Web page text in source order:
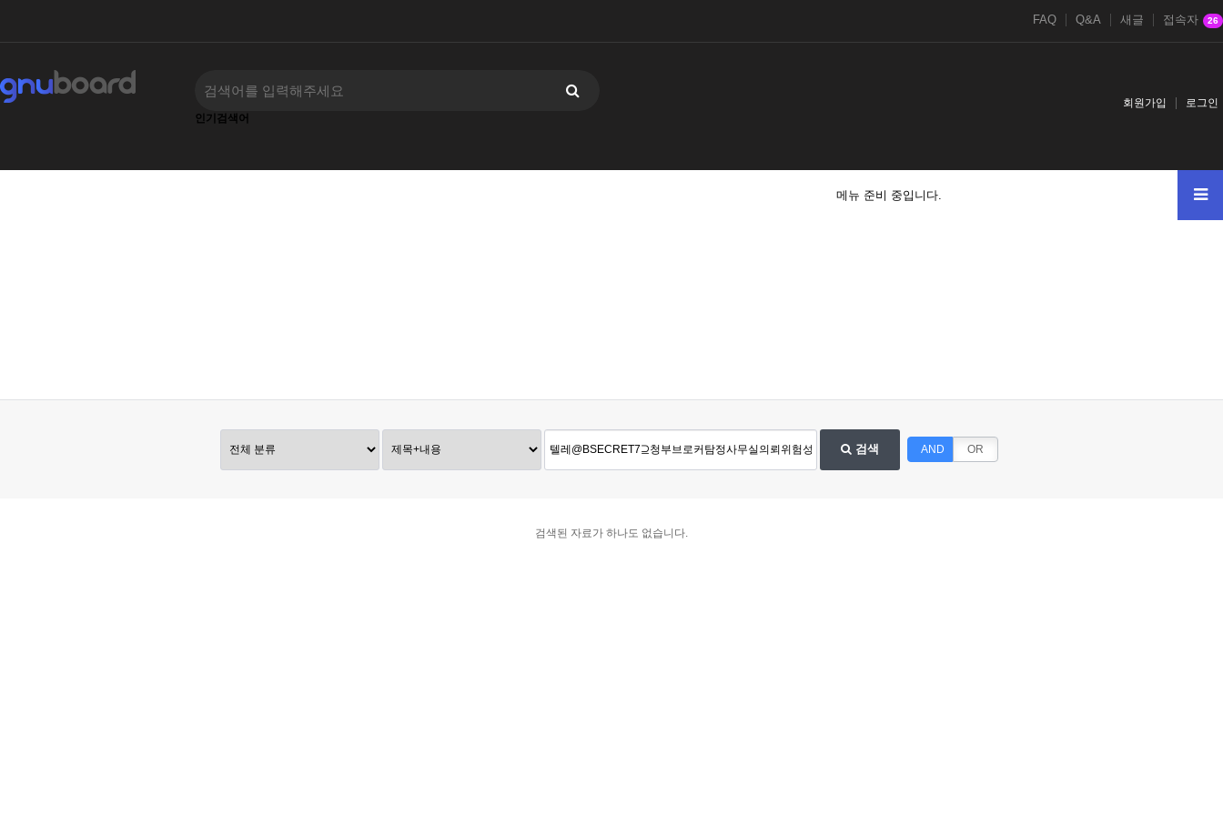
FAQ Q&A 새글 접속자 26
인기검색어
회원가입 로그인
메뉴 준비 중입니다.
검색 AND OR
검색된 자료가 하나도 없습니다.